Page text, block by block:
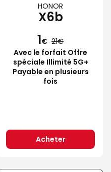
HONOR
X6b
1€ 21
Avec le forfait Offre
spéciale Illimité 5G+
Payable en plusieurs
fois
Acheter